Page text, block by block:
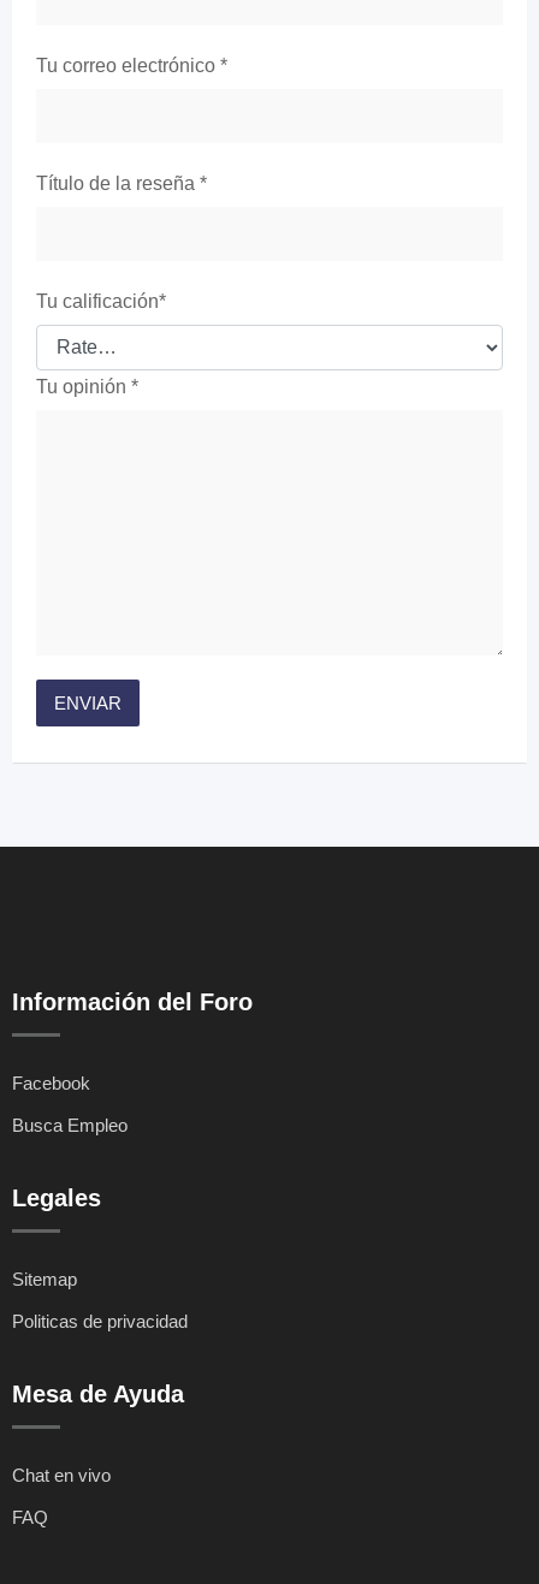
Tu correo electrónico *
Título de la reseña *
Tu calificación*
Tu opinión *
Información del Foro
Facebook
Busca Empleo
Legales
Sitemap
Politicas de privacidad
Mesa de Ayuda
Chat en vivo
FAQ